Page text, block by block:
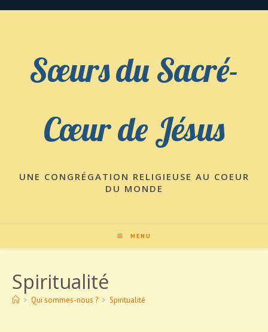
Sœurs du Sacré-
Cœur de Jésus
UNE CONGRÉGATION RELIGIEUSE AU COEUR
DU MONDE
MENU
Spiritualité
> Qui sommes-nous ? > Spiritualité